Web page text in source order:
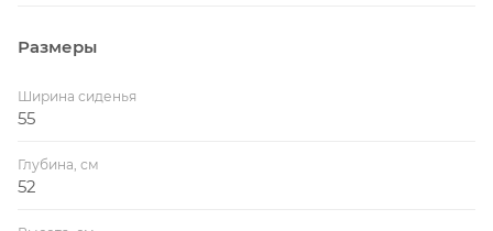
Размеры
Ширина сиденья
55
Глубина, см
52